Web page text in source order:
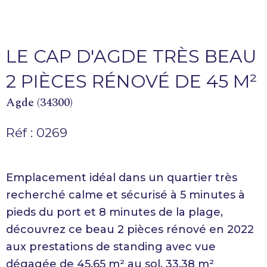
LE CAP D'AGDE TRÈS BEAU
2 PIÈCES RÉNOVÉ DE 45 M²
Agde (34300)
Réf : 0269
Emplacement idéal dans un quartier très
recherché calme et sécurisé à 5 minutes à
pieds du port et 8 minutes de la plage,
découvrez ce beau 2 pièces rénové en 2022
aux prestations de standing avec vue
dégagée de 45,65 m² au sol, 33,38 m²